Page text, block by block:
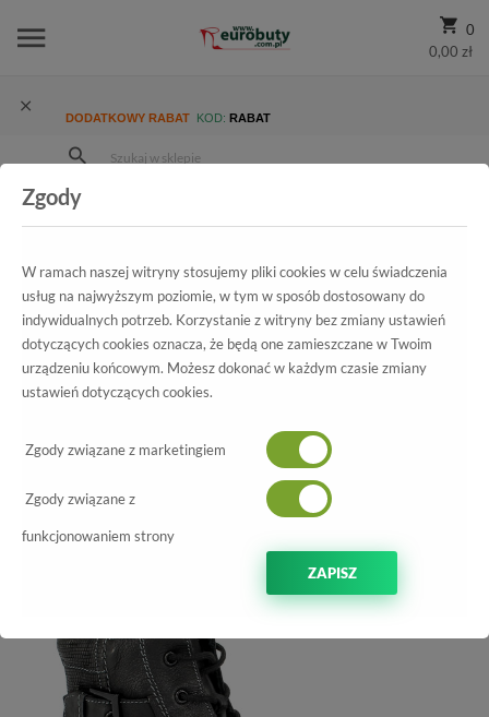
0
0,00 zł
DODATKOWY RABAT KOD: RABAT
Damskie
Trzewiki I Botki
Wszystkie produkty
69503 VL784 100 Marylin 03 Schwarz
Zgody
W ramach naszej witryny stosujemy pliki cookies w celu świadczenia
usług na najwyższym poziomie, w tym w sposób dostosowany do
indywidualnych potrzeb. Korzystanie z witryny bez zmiany ustawień
dotyczących cookies oznacza, że będą one zamieszczane w Twoim
urządzeniu końcowym. Możesz dokonać w każdym czasie zmiany
ustawień dotyczących cookies.
Zgody związane z marketingiem
Zgody związane z
funkcjonowaniem strony
ZAPISZ